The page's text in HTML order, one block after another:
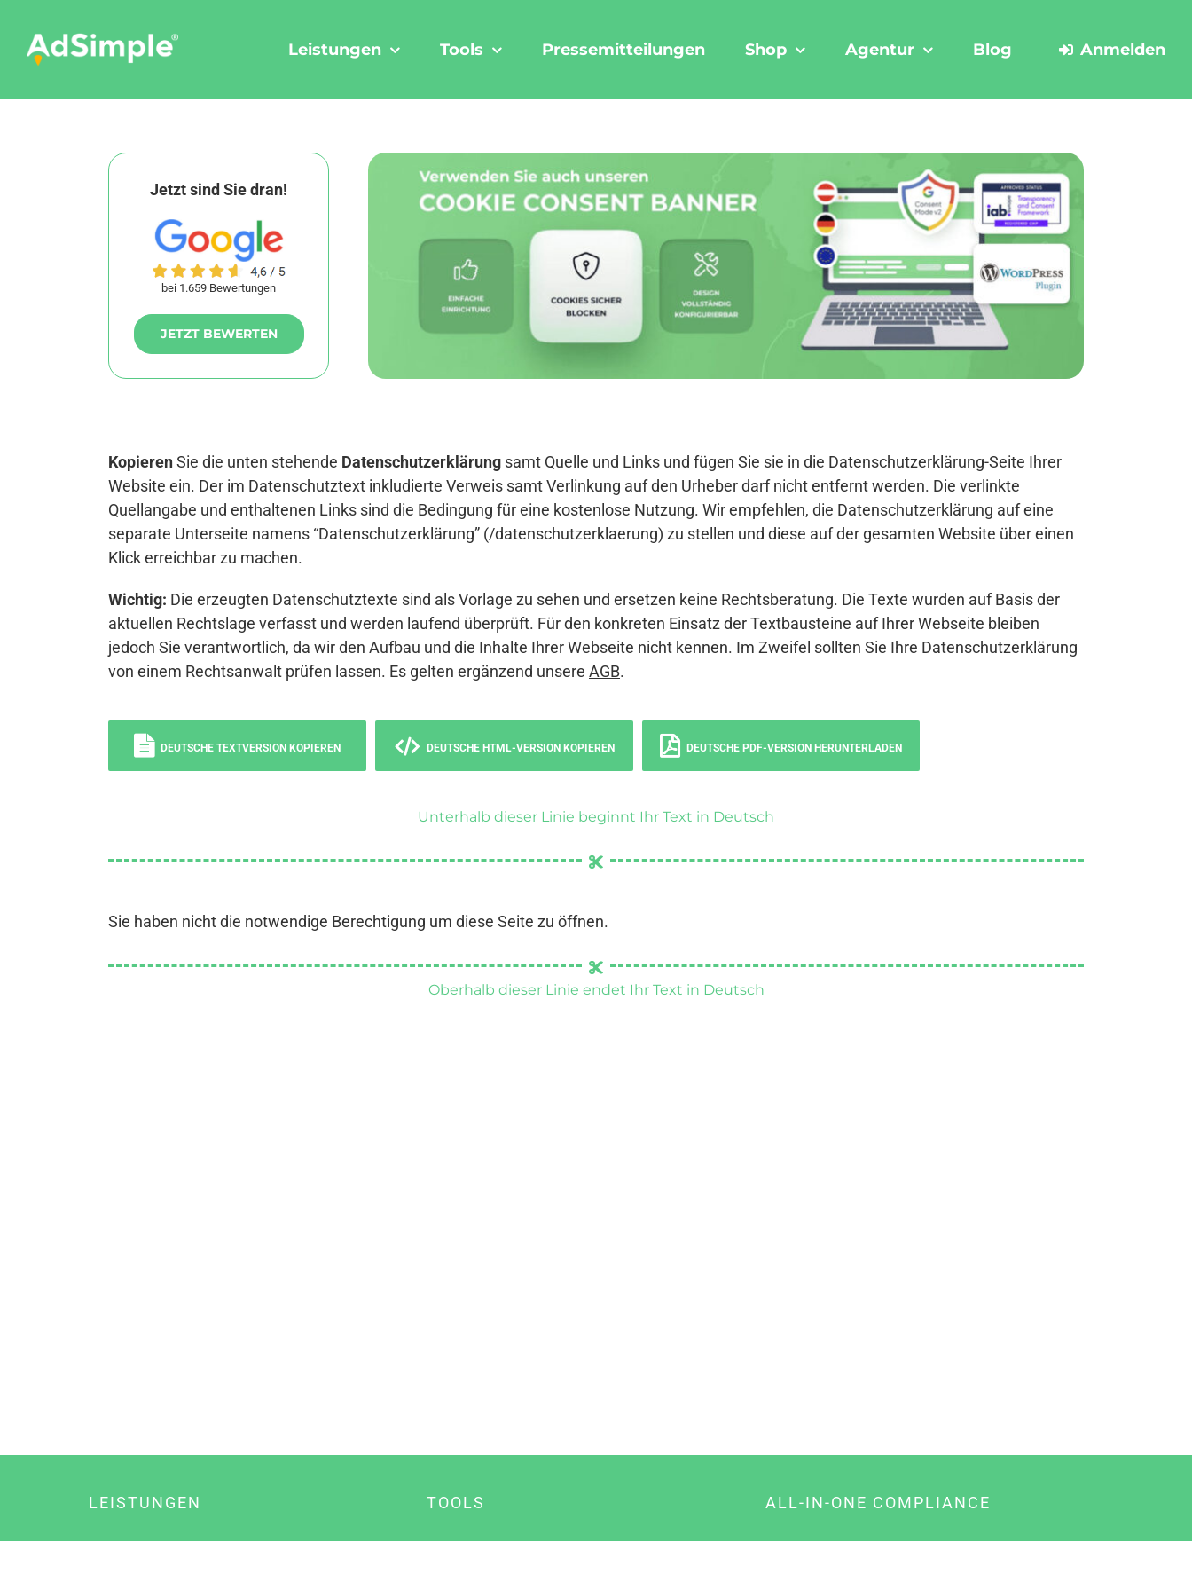
content
Leistungen Tools Pressemitteilungen Shop Agentur Blog Anmelden
Jetzt sind Sie dran!
bei 1.659 Bewertungen
JETZT BEWERTEN
KopierenSie die unten stehende Datenschutzerklärung samt Quelle und Links und fügen Sie sie in die Datenschutzerklärung-Seite Ihrer
Website ein. Der im Datenschutztext inkludierte Verweis samt Verlinkung auf den Urheber darf nicht entfernt werden. Die verlinkte
Quellangabe und enthaltenen Links sind die Bedingung für eine kostenlose Nutzung. Wir empfehlen, die Datenschutzerklärung auf eine
separate Unterseite namens “Datenschutzerklärung” (/datenschutzerklaerung) zu stellen und diese auf der gesamten Website über einen
Klick erreichbar zu machen.
Wichtig: Die erzeugten Datenschutztexte sind als Vorlage zu sehen und ersetzen keine Rechtsberatung. Die Texte wurden auf Basis der
aktuellen Rechtslage verfasst und werden laufend überprüft. Für den konkreten Einsatz der Textbausteine auf Ihrer Webseite bleiben
jedoch Sie verantwortlich, da wir den Aufbau und die Inhalte Ihrer Webseite nicht kennen. Im Zweifel sollten Sie Ihre Datenschutzerklärung
von einem Rechtsanwalt prüfen lassen. Es gelten ergänzend unsere AGB.
DEUTSCHE TEXTVERSION KOPIEREN DEUTSCHE HTML-VERSION KOPIEREN DEUTSCHE PDF-VERSION HERUNTERLADEN
Unterhalb dieser Linie beginnt Ihr Text in Deutsch
Sie haben nicht die notwendige Berechtigung um diese Seite zu öffnen.
Oberhalb dieser Linie endet Ihr Text in Deutsch
LEISTUNGEN TOOLS ALL-IN-ONE COMPLIANCE